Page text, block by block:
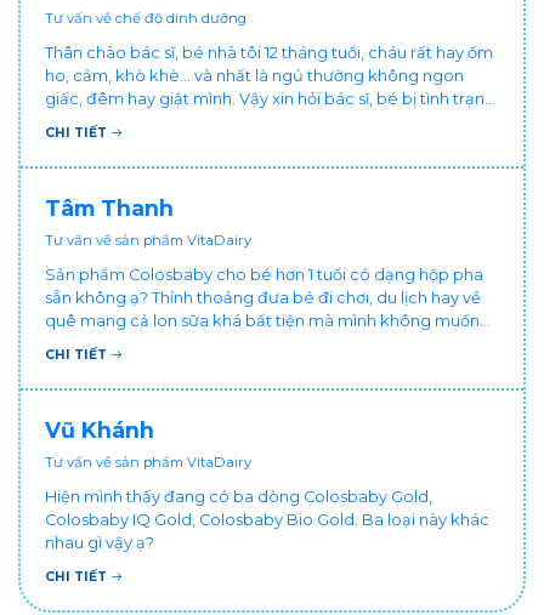
Tư vấn về chế độ dinh dưỡng
Thân chào bác sĩ, bé nhà tôi 12 tháng tuổi, cháu rất hay ốm
ho, cảm, khò khè... và nhất là ngủ thường không ngon
giấc, đêm hay giật mình. Vậy xin hỏi bác sĩ, bé bị tình trạng
vậy nên làm sao để con khỏe mạnh và ngủ ngon giấc hơn
chăm cháu hay ốm ạ?. Cảm ơn bác sĩ.
CHI TIẾT
Tâm Thanh
Tư vấn về sản phẩm VitaDairy
Sản phẩm Colosbaby cho bé hơn 1 tuổi có dạng hộp pha
sẵn không ạ? Thỉnh thoảng đưa bé đi chơi, du lịch hay về
quê mang cả lon sữa khá bất tiện mà mình không muốn
đổi cho bé dùng sữa tươi hộp khác sợ bé nạ sữa ảnh
CHI TIẾT
Vũ Khánh
Tư vấn về sản phẩm VitaDairy
Hiện mình thấy đang có ba dòng Colosbaby Gold,
Colosbaby IQ Gold, Colosbaby Bio Gold. Ba loại này khác
nhau gì vậy ạ?
CHI TIẾT